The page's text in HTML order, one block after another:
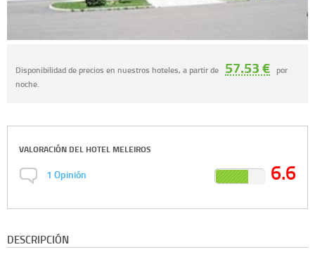
Disponibilidad de precios en nuestros hoteles, a partir de 57.53 € por
noche.
VALORACIÓN DEL HOTEL MELEIROS
1 Opinión 6.6
DESCRIPCIÓN